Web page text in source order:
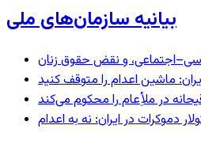
بیانیه سازمان‌های ملی
و نقض حقوق زنان
در ملأِعام را محکوم می‌کند
دموکرات در ایران: نه به اعدام